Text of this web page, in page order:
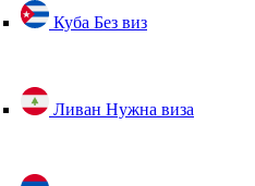
Куба Без виз
Ливан Нужна виза